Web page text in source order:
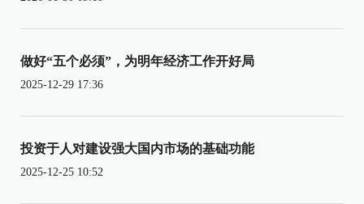
做好“五个必须”，为明年经济工作开好局
2025-12-29 17:36
投资于人对建设强大国内市场的基础功能
2025-12-25 10:52